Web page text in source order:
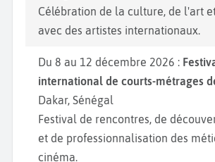
Célébration de la culture, de l'art
avec des artistes internationaux.
Du 8 au 12 décembre 2026 :
international de courts-métrages
Dakar, Sénégal
Festival de rencontres, de
et de professionnalisation des
cinéma.